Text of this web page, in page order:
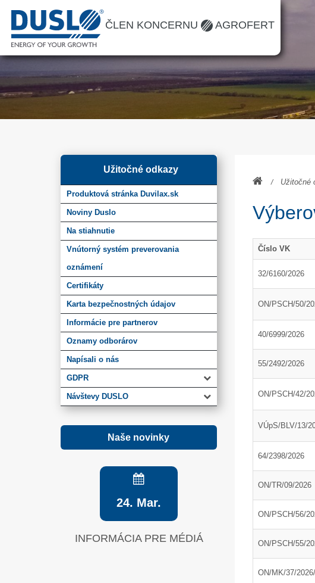
ČLEN KONCERNU AGROFERT
Užitočné odkazy
Produktová stránka Duvilax.sk
Noviny Duslo
Na stiahnutie
Vnútorný systém preverovania
oznámení
Certifikáty
Karta bezpečnostných údajov
Informácie pre partnerov
Oznamy odborárov
Napísali o nás
GDPR
Návštevy DUSLO
Naše novinky
24. Mar.
INFORMÁCIA PRE MÉDIÁ
13.
Zelená správa
Užitočné
Číslo VK
32/6160/2026
ON/PSCH/50/
40/6999/2026
55/2492/2026
ON/PSCH/42/
VÚpS/BLV/13/
64/2398/2026
ON/TR/09/2026
ON/PSCH/56/
ON/PSCH/55/
ON/MK/37/